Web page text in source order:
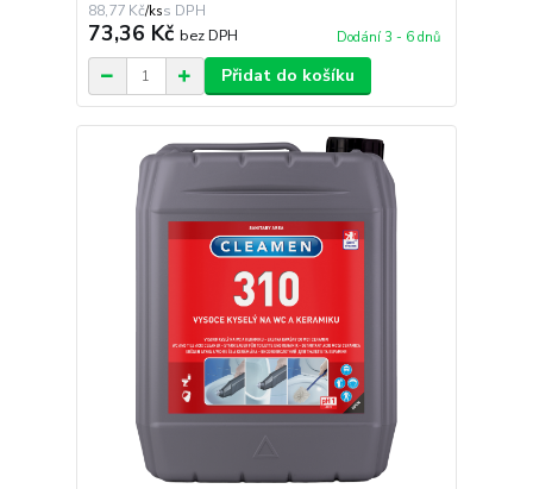
88,77 Kč/ks
73,36 Kč bez DPH Dodání 3 - 6 dnů
Přidat do košíku